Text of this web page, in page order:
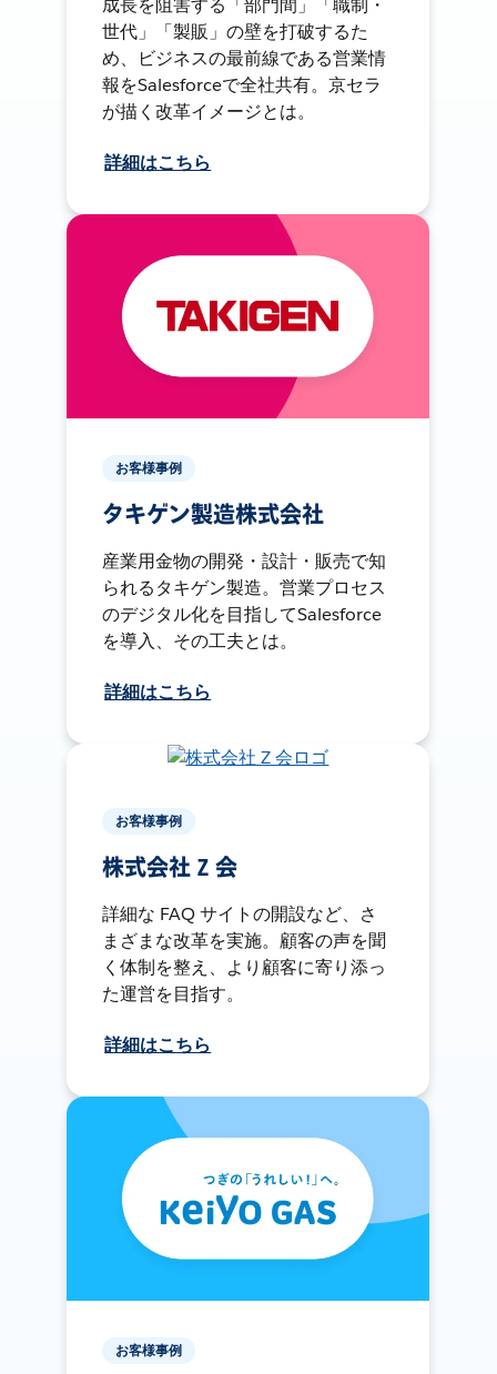
成長を阻害する「部門間」「職制・
世代」「製販」の壁を打破するた
め、ビジネスの最前線である営業情
報をSalesforceで全社共有。京セラ
が描く改革イメージとは。
詳細はこちら
お客様事例
タキゲン製造株式会社
産業用金物の開発・設計・販売で知
られるタキゲン製造。営業プロセス
のデジタル化を目指してSalesforce
を導入、その工夫とは。
詳細はこちら
お客様事例
株式会社 Z 会
詳細な FAQ サイトの開設など、さ
まざまな改革を実施。顧客の声を聞
く体制を整え、より顧客に寄り添っ
た運営を目指す。
詳細はこちら
お客様事例